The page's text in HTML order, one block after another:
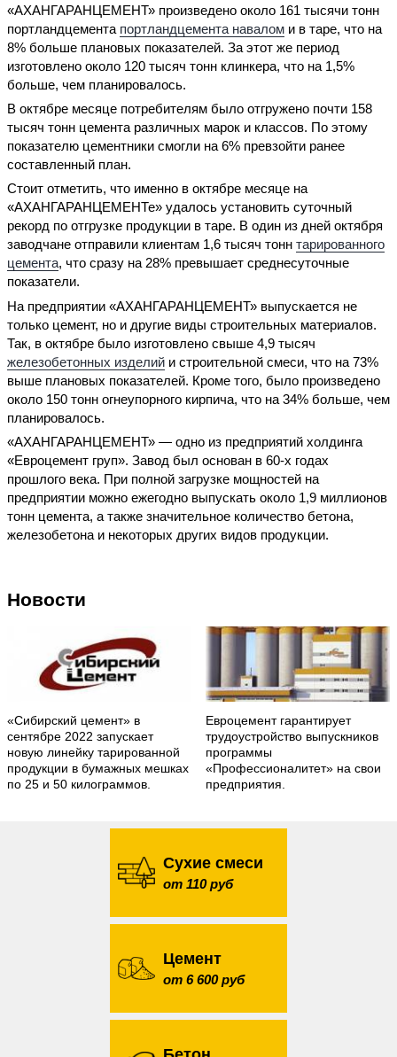
«АХАНГАРАНЦЕМЕНТ» произведено около 161 тысячи тонн
портландцемента портландцемента навалом и в таре, что на
8% больше плановых показателей. За этот же период
изготовлено около 120 тысяч тонн клинкера, что на 1,5%
больше, чем планировалось.
В октябре месяце потребителям было отгружено почти 158
тысяч тонн цемента различных марок и классов. По этому
показателю цементники смогли на 6% превзойти ранее
составленный план.
Стоит отметить, что именно в октябре месяце на
«АХАНГАРАНЦЕМЕНТе» удалось установить суточный
рекорд по отгрузке продукции в таре. В один из дней октября
заводчане отправили клиентам 1,6 тысяч тонн тарированного
цемента, что сразу на 28% превышает среднесуточные
показатели.
На предприятии «АХАНГАРАНЦЕМЕНТ» выпускается не
только цемент, но и другие виды строительных материалов.
Так, в октябре было изготовлено свыше 4,9 тысяч
железобетонных изделий и строительной смеси, что на 73%
выше плановых показателей. Кроме того, было произведено
около 150 тонн огнеупорного кирпича, что на 34% больше, чем
планировалось.
«АХАНГАРАНЦЕМЕНТ» — одно из предприятий холдинга
«Евроцемент груп». Завод был основан в 60-х годах
прошлого века. При полной загрузке мощностей на
предприятии можно ежегодно выпускать около 1,9 миллионов
тонн цемента, а также значительное количество бетона,
железобетона и некоторых других видов продукции.
Новости
«Сибирский цемент» в
сентябре 2022 запускает
новую линейку тарированной
продукции в бумажных мешках
по 25 и 50 килограммов.
Евроцемент гарантирует
трудоустройство выпускников
программы
«Профессионалитет» на свои
предприятия.
Сухие смеси
от 110 руб
Цемент
от 6 600 руб